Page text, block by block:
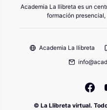
Academia La llibreta es un
formación
Academia La llibreta
© La Llibreta virtual.